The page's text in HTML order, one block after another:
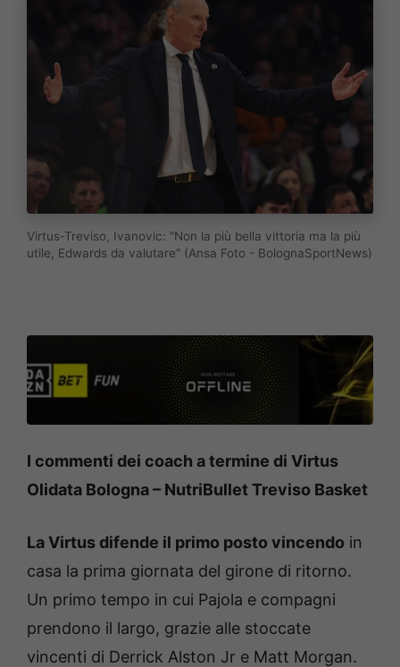
Virtus-Treviso, Ivanovic: "Non la più bella vittoria ma la più
utile, Edwards da valutare" (Ansa Foto - BolognaSportNews)
I commenti dei coach a termine di Virtus
Olidata Bologna – NutriBullet Treviso Basket
La Virtus difende il primo posto vincendo in
casa la prima giornata del girone di ritorno.
Un primo tempo in cui Pajola e compagni
prendono il largo, grazie alle stoccate
vincenti di Derrick Alston Jr e Matt Morgan.